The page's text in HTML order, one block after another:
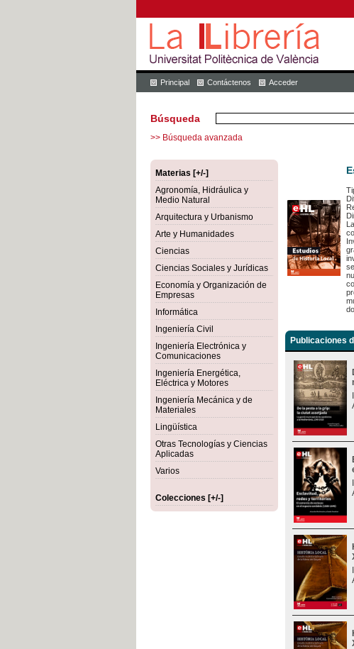
Principal Contáctenos Acceder
Búsqueda
>> Búsqueda avanzada
Materias [+/-]
Agronomía, Hidráulica y
Medio Natural
Arquitectura y Urbanismo
Arte y Humanidades
Ciencias
Ciencias Sociales y Jurídicas
Economía y Organización de
Empresas
Informática
Ingeniería Civil
Ingeniería Electrónica y
Comunicaciones
Ingeniería Energética,
Eléctrica y Motores
Ingeniería Mecánica y de
Materiales
Lingüística
Otras Tecnologías y Ciencias
Aplicadas
Varios
Colecciones [+/-]
Publicaciones